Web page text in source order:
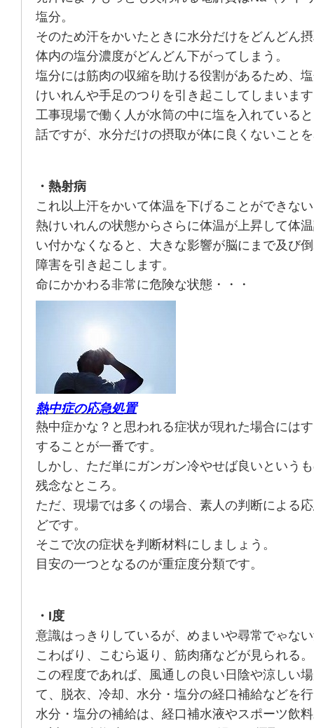
塩分。
そのため汗をかいたときに水分だけをどんどん
体内の塩分濃度がどんどん下がってしまう。
塩分には筋肉の収縮を助ける役割があるため、
けいれんや手足のつりを引き起こしてしまいま
工事現場で働く人が水筒の中に塩を入れている
話ですが、水分だけの摂取が体に良くないこと
・熱射病
これ以上汗をかいて体温を下げることができな
熱けいれんの状態からさらに体温が上昇して体
い付かなくなると、大きな影響が脳にまで及び
障害を引き起こします。
命にかかわる非常に危険な状態・・・
熱中症の応急処置
熱中症かな？と思われる症状が現れた場合には
することが一番です。
しかし、ただ単にガンガン冷やせば良いという
残念なところ。
ただ、現場では多くの場合、素人の判断による
どです。
そこで次の症状を判断材料にしましょう。
目安の一つとなるのが重症度分類です。
・I度
意識はっきりしているが、めまいや尋常でゃな
こわばり、こむら返り、筋肉痛などが見られる。
この程度であれば、風通しの良い日陰や涼しい
て、脱衣、冷却、水分・塩分の経口補給などを
水分・塩分の補給は、経口補水液やスポーツ飲